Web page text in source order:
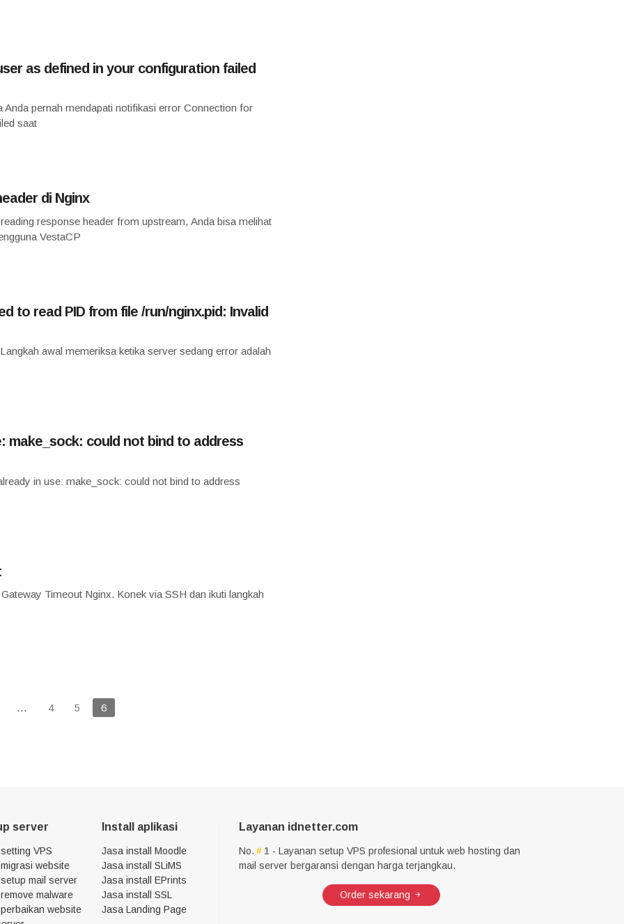
as defined in your configuration failed
pernah mendapati notifikasi error Connection for
saat
di Nginx
response header from upstream, Anda bisa melihat
VestaCP
to read PID from file /run/nginx.pid: Invalid
awal memeriksa ketika server sedang error adalah
make_sock: could not bind to address
in use: make_sock: could not bind to address
Timeout Nginx. Konek via SSH dan ikuti langkah
… 4 5 6
server
VPS
website
mail server
malware
website
Install aplikasi
Jasa install Moodle
Jasa install SLiMS
Jasa install EPrints
Jasa install SSL
Jasa Landing Page
Layanan idnetter.com
No.
1 - Layanan setup VPS profesional untuk web hosting dan
mail server bergaransi dengan harga terjangkau.
Order sekarang